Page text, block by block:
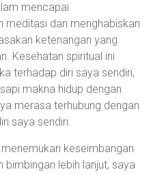
mencapai
meditasi dan menghabiskan
ketenangan yang
Kesehatan spiritual ini
terhadap diri saya sendiri,
makna hidup dengan
merasa terhubung dengan
saya sendiri.
keseimbangan
lebih lanjut, saya